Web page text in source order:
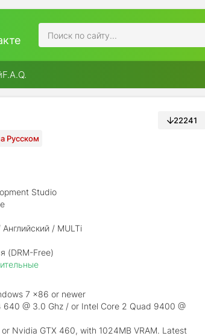
F.A.Q.
Русском
22241
Studio
/ MULTi
(DRM-Free)
7 x86 or newer
640 @ 3.0 Ghz / or Intel Core 2 Quad 9400 @
Nvidia GTX 460, with 1024MB VRAM. Latest